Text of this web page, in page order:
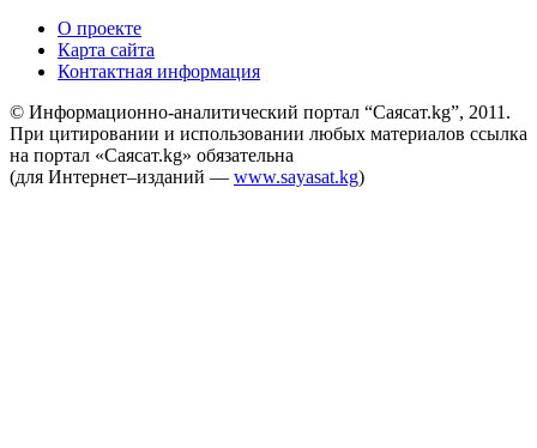
О проекте
Карта сайта
Контактная информация
© Информационно-аналитический портал “Саясат.kg”, 2011.
При цитировании и использовании любых материалов ссылка
на портал «Саясат.kg» обязательна
(для Интернет–изданий — www.sayasat.kg)